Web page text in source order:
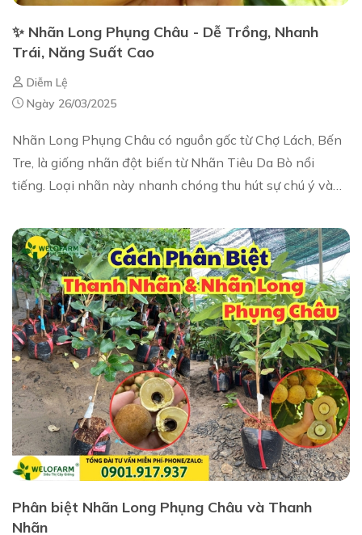
✨ Nhãn Long Phụng Châu - Dễ Trồng, Nhanh
Trái, Năng Suất Cao
Diễm Lệ
Ngày 26/03/2025
Nhãn Long Phụng Châu có nguồn gốc từ Chợ Lách, Bến
Tre, là giống nhãn đột biến từ Nhãn Tiêu Da Bò nổi
tiếng. Loại nhãn này nhanh chóng thu hút sự chú ý và
Phân biệt Nhãn Long Phụng Châu và Thanh
Nhãn